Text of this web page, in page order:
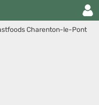
Charenton-le-Pont